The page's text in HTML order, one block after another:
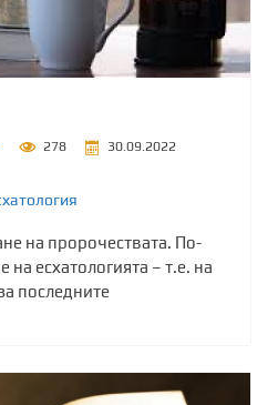
278 30.09.2022
на пророчествата. По-
на есхатологията – т.е. на
последните